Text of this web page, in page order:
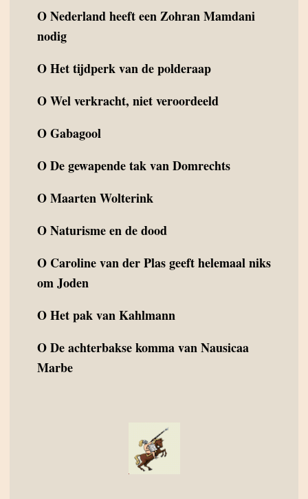
ONederland heeft een Zohran Mamdani
nodig
OHet tijdperk van de polderaap
OWel verkracht, niet veroordeeld
OGabagool
ODe gewapende tak van Domrechts
OMaarten Wolterink
ONaturisme en de dood
O Caroline van der Plas geeft helemaal niks
om Joden
OHet pak van Kahlmann
ODe achterbakse komma van Nausicaa
Marbe